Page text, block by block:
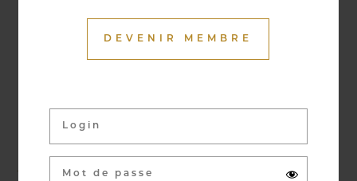
DEVENIR MEMBRE
vous surprendre.
Activités & évènements